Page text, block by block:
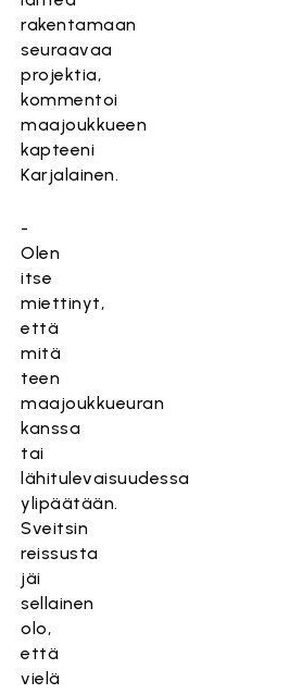
rakentamaan
seuraavaa
projektia,
kommentoi
maajoukkueen
kapteeni
Karjalainen.
-
Olen
itse
miettinyt,
että
mitä
teen
maajoukkueuran
kanssa
tai
lähitulevaisuudessa
ylipäätään.
Sveitsin
reissusta
jäi
sellainen
olo,
että
vielä